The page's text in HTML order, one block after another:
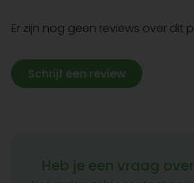
Er zijn nog geen reviews over dit
Schrijf een review
Heb je een vraag